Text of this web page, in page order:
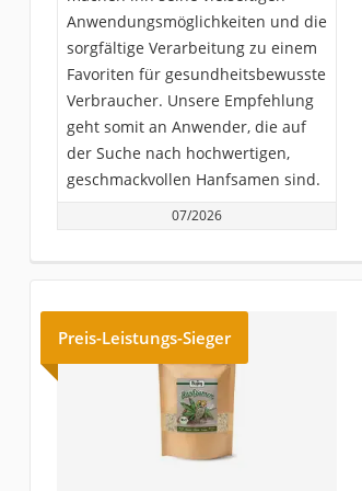
Anwendungsmöglichkeiten und die
sorgfältige Verarbeitung zu einem
Favoriten für gesundheitsbewusste
Verbraucher. Unsere Empfehlung
geht somit an Anwender, die auf
der Suche nach hochwertigen,
geschmackvollen Hanfsamen sind.
07/2026
Preis-Leistungs-Sieger